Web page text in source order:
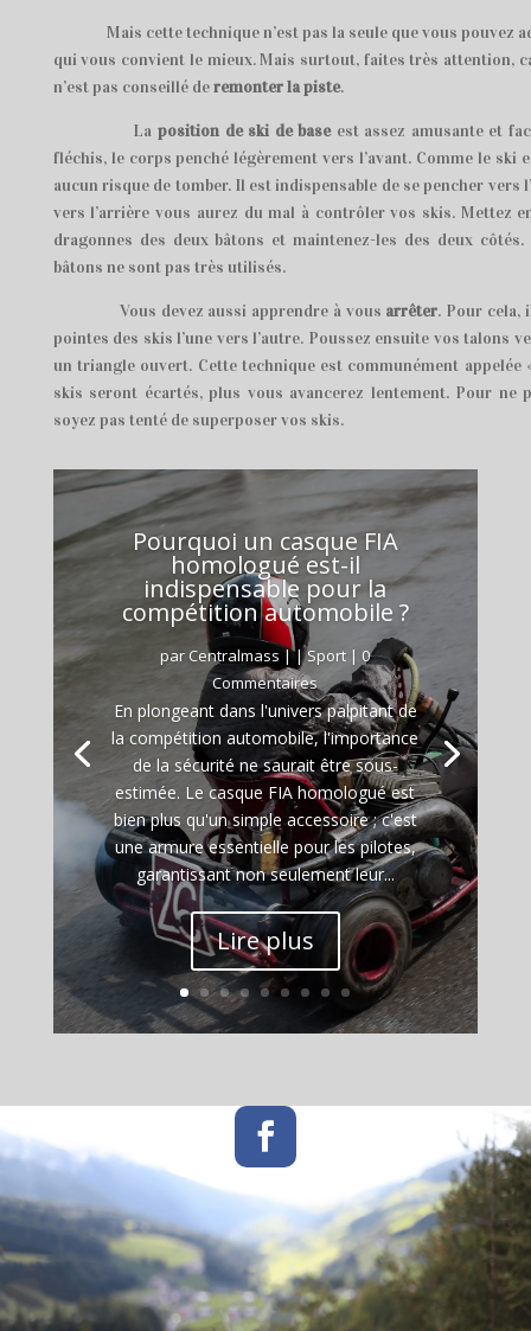
Mais cette technique n’est pas la seule que vous pouvez
qui vous convient le mieux. Mais surtout, faites très attention,
n’est pas conseillé deremonter la piste.
Laposition de ski de baseest assez amusante et
fléchis, le corps penché légèrement vers l’avant. Comme le ski
aucun risque de tomber. Il est indispensable de se pencher vers
vers l’arrière vous aurez du mal à contrôler vos skis. Mettez
dragonnes des deux bâtons et maintenez-les des deux
bâtons ne sont pas très utilisés.
Vous devez aussi apprendre à vous arrêter. Pour cela,
pointes des skis l’une vers l’autre. Poussez ensuite vos talons
un triangle ouvert. Cette technique est communément appelée
skis seront écartés, plus vous avancerez lentement. Pour ne
soyez pas tenté de superposer vos skis.
Pourquoi un casque FIA
homologué est-il
indispensable pour la
compétition automobile ?
parCentralmass ||Sport | 0
Commentaires
En plongeant dans l'univers palpitant de
la compétition automobile, l'importance
de la sécurité ne saurait être sous-
estimée. Le casque FIA homologué est
bien plus qu'un simple accessoire ; c'est
une armure essentielle pour les pilotes,
garantissant non seulement leur...
Lire plus